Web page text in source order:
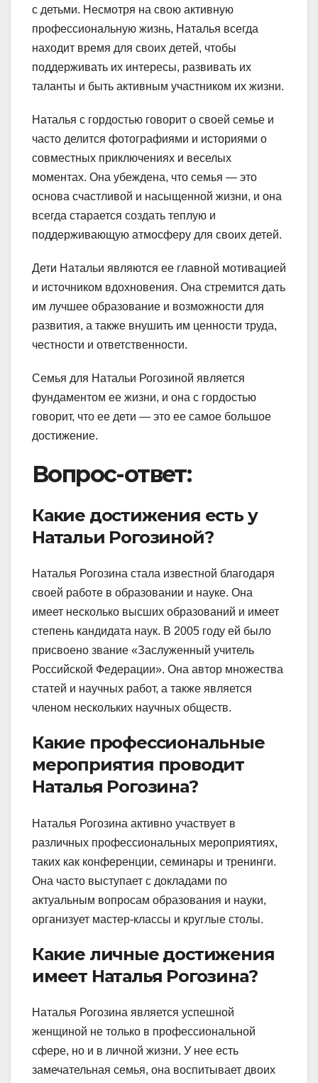
с детьми. Несмотря на свою активную
профессиональную жизнь, Наталья всегда
находит время для своих детей, чтобы
поддерживать их интересы, развивать их
таланты и быть активным участником их жизни.
Наталья с гордостью говорит о своей семье и
часто делится фотографиями и историями о
совместных приключениях и веселых
моментах. Она убеждена, что семья — это
основа счастливой и насыщенной жизни, и она
всегда старается создать теплую и
поддерживающую атмосферу для своих детей.
Дети Натальи являются ее главной мотивацией
и источником вдохновения. Она стремится дать
им лучшее образование и возможности для
развития, а также внушить им ценности труда,
честности и ответственности.
Семья для Натальи Рогозиной является
фундаментом ее жизни, и она с гордостью
говорит, что ее дети — это ее самое большое
достижение.
Вопрос-ответ:
Какие достижения есть у
Натальи Рогозиной?
Наталья Рогозина стала известной благодаря
своей работе в образовании и науке. Она
имеет несколько высших образований и имеет
степень кандидата наук. В 2005 году ей было
присвоено звание «Заслуженный учитель
Российской Федерации». Она автор множества
статей и научных работ, а также является
членом нескольких научных обществ.
Какие профессиональные
мероприятия проводит
Наталья Рогозина?
Наталья Рогозина активно участвует в
различных профессиональных мероприятиях,
таких как конференции, семинары и тренинги.
Она часто выступает с докладами по
актуальным вопросам образования и науки,
организует мастер-классы и круглые столы.
Какие личные достижения
имеет Наталья Рогозина?
Наталья Рогозина является успешной
женщиной не только в профессиональной
сфере, но и в личной жизни. У нее есть
замечательная семья, она воспитывает двоих